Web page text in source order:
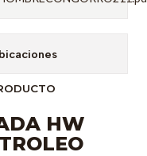
HW